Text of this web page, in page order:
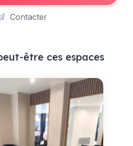
Contacter
être ces espaces